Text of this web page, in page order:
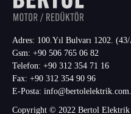
Adres: 100.Yıl Bulvarı 1202.
Gsm: +90 506 765 06 82
Telefon: +90 312 354 71 16
Fax: +90 312 354 90 96
E-Posta:
Copyright © 2022 Bertol